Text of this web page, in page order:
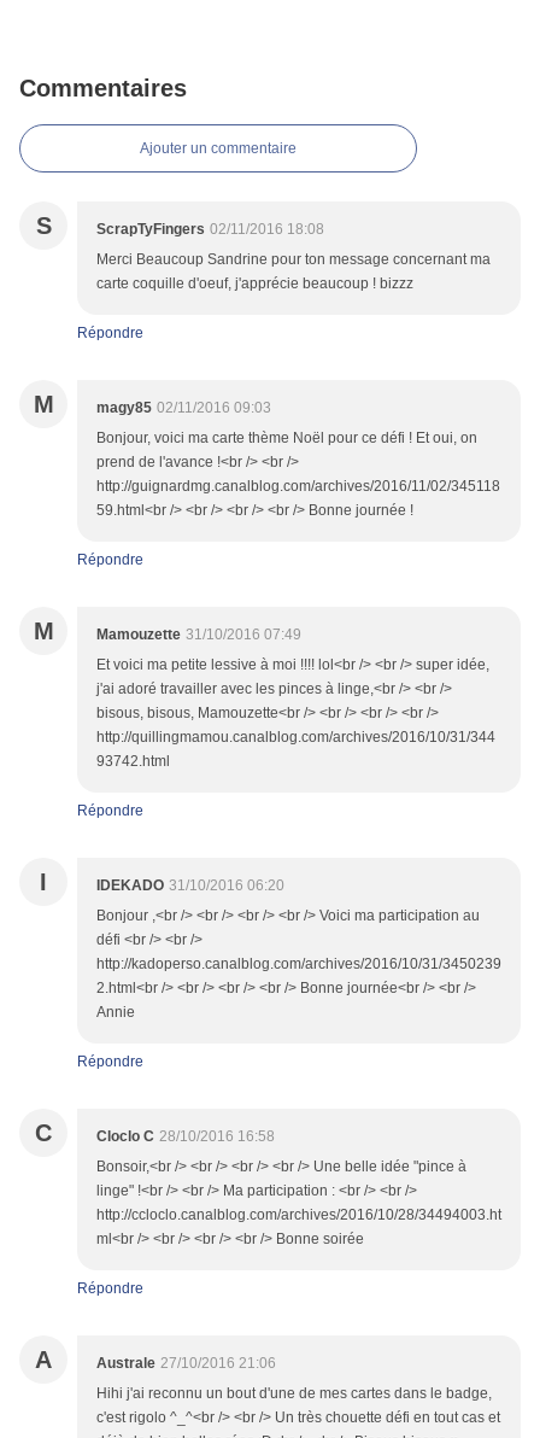
Commentaires
Ajouter un commentaire
S ScrapTyFingers 02/11/2016 18:08
Merci Beaucoup Sandrine pour ton message concernant ma
carte coquille d'oeuf, j'apprécie beaucoup ! bizzz
Répondre
M magy85 02/11/2016 09:03
Bonjour, voici ma carte thème Noël pour ce défi ! Et oui, on
prend de l'avance !<br /> <br />
http://guignardmg.canalblog.com/archives/2016/11/02/345118
59.html<br /> <br /> <br /> <br /> Bonne journée !
Répondre
M Mamouzette 31/10/2016 07:49
Et voici ma petite lessive à moi !!!! lol<br /> <br /> super idée,
j'ai adoré travailler avec les pinces à linge,<br /> <br />
bisous, bisous, Mamouzette<br /> <br /> <br /> <br />
http://quillingmamou.canalblog.com/archives/2016/10/31/344
93742.html
Répondre
I IDEKADO 31/10/2016 06:20
Bonjour ,<br /> <br /> <br /> <br /> Voici ma participation au
défi <br /> <br />
http://kadoperso.canalblog.com/archives/2016/10/31/3450239
2.html<br /> <br /> <br /> <br /> Bonne journée<br /> <br />
Annie
Répondre
C Cloclo C 28/10/2016 16:58
Bonsoir,<br /> <br /> <br /> <br /> Une belle idée "pince à
linge" !<br /> <br /> Ma participation : <br /> <br />
http://ccloclo.canalblog.com/archives/2016/10/28/34494003.ht
ml<br /> <br /> <br /> <br /> Bonne soirée
Répondre
A Australe 27/10/2016 21:06
Hihi j'ai reconnu un bout d'une de mes cartes dans le badge,
c'est rigolo ^_^<br /> <br /> Un très chouette défi en tout cas et